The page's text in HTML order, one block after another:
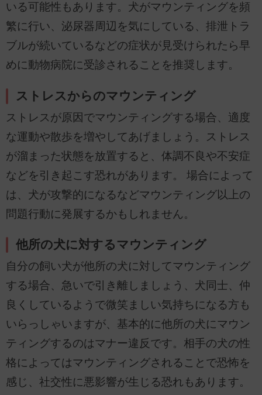
いる可能性もあります。犬がマウンティングを頻
繁に行い、泌尿器周辺を気にしている、排泄トラ
ブルが続いているなどの症状が見受けられたら早
めに動物病院に受診されることを推奨します。
ストレスからのマウンティング
ストレスが原因でマウンティングする場合、適度
な運動や散歩を増やしてあげましょう。ストレス
が溜まった状態を放置すると、体調不良や不安症
などを引き起こす恐れがあります。 場合によって
は、犬が攻撃的になるなどマウンティング以上の
問題行動に発展するかもしれません。
他所の犬に対するマウンティング
自分の飼い犬が他所の犬に対してマウンティング
する場合、急いで引き離しましょう、犬同士、仲
良くしているようで微笑ましい気持ちになる方も
いらっしゃいますが、基本的に他所の犬にマウン
ティングするのはマナー違反です。相手の犬の性
格によってはマウンティングされることで恐怖を
感じ、社交性に悪影響が生じる恐れもあります。